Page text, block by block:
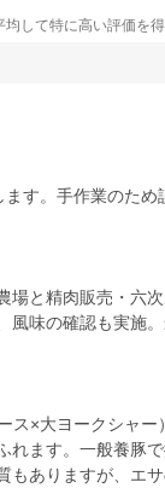
して特に高い評価を得
す。手作業のた
場と精肉販売・六
風味の確認も実施
×大ヨークシャー）
れます。一般養豚
もありますが、エ